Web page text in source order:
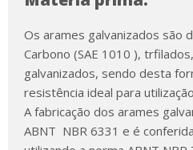
Os arames galvanizados são
Carbono (SAE 1010 ),
galvanizados, sendo desta
resistência ideal para
A fabricação dos arames
ABNT NBR 6331 e é conferida